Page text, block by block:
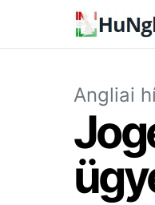
Angliai